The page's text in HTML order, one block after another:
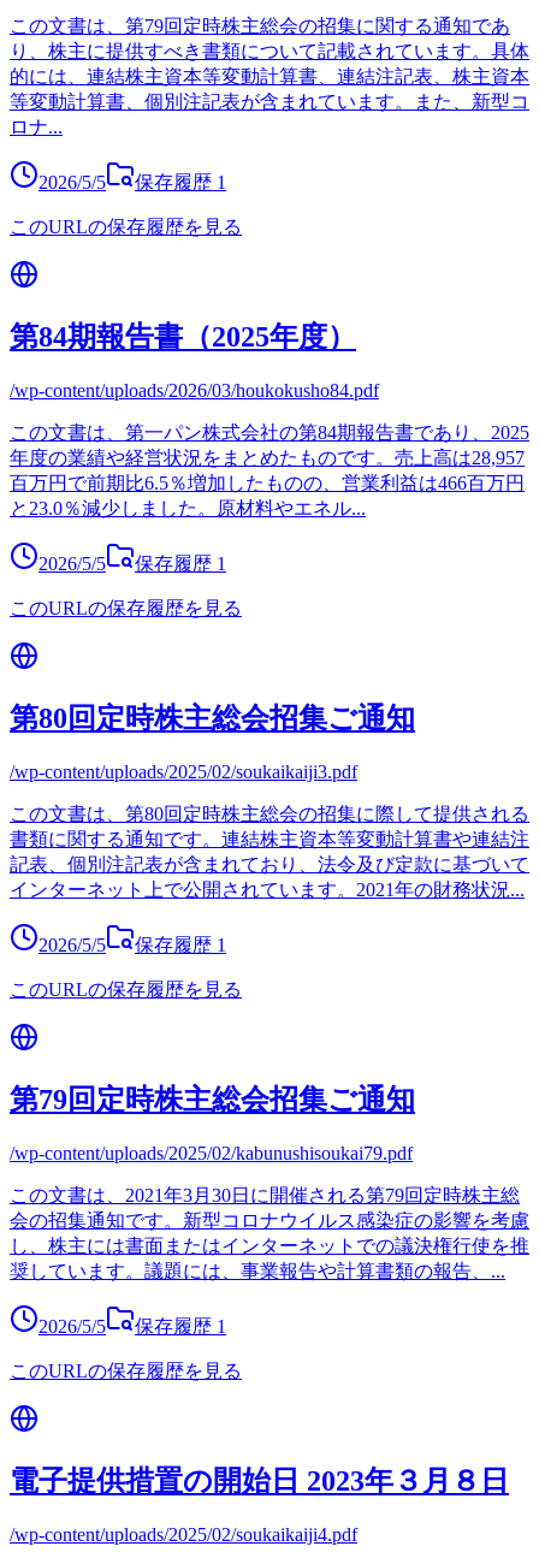
この文書は、第79回定時株主総会の招集に関する通知であ
り、株主に提供すべき書類について記載されています。具体
的には、連結株主資本等変動計算書、連結注記表、株主資本
等変動計算書、個別注記表が含まれています。また、新型コ
ロナ...
2026/5/5 保存履歴 1
このURLの保存履歴を見る
第84期報告書（2025年度）
/wp-content/uploads/2026/03/houkokusho84.pdf
この文書は、第一パン株式会社の第84期報告書であり、2025
年度の業績や経営状況をまとめたものです。売上高は28,957
百万円で前期比6.5％増加したものの、営業利益は466百万円
と23.0％減少しました。原材料やエネル...
2026/5/5 保存履歴 1
このURLの保存履歴を見る
第80回定時株主総会招集ご通知
/wp-content/uploads/2025/02/soukaikaiji3.pdf
この文書は、第80回定時株主総会の招集に際して提供される
書類に関する通知です。連結株主資本等変動計算書や連結注
記表、個別注記表が含まれており、法令及び定款に基づいて
インターネット上で公開されています。2021年の財務状況...
2026/5/5 保存履歴 1
このURLの保存履歴を見る
第79回定時株主総会招集ご通知
/wp-content/uploads/2025/02/kabunushisoukai79.pdf
この文書は、2021年3月30日に開催される第79回定時株主総
会の招集通知です。新型コロナウイルス感染症の影響を考慮
し、株主には書面またはインターネットでの議決権行使を推
奨しています。議題には、事業報告や計算書類の報告、 ...
2026/5/5 保存履歴 1
このURLの保存履歴を見る
電子提供措置の開始日 2023年３月８日
/wp-content/uploads/2025/02/soukaikaiji4.pdf